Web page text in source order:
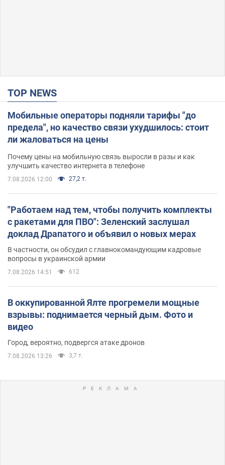
TOP NEWS
Мобильные операторы подняли тарифы "до
предела", но качество связи ухудшилось: стоит
ли жаловаться на цены
Почему цены на мобильную связь выросли в разы и как
улучшить качество интернета в телефоне
7.08.2026 12:00 27,2 т.
"Работаем над тем, чтобы получить комплекты
с ракетами для ПВО": Зеленский заслушал
доклад Драпатого и объявил о новых мерах
В частности, он обсудил с главнокомандующим кадровые
вопросы в украинской армии
7.08.2026 14:51 612
В оккупированной Ялте прогремели мощные
взрывы: поднимается черный дым. Фото и
видео
Город, вероятно, подвергся атаке дронов
7.08.2026 13:26 3,7 т.